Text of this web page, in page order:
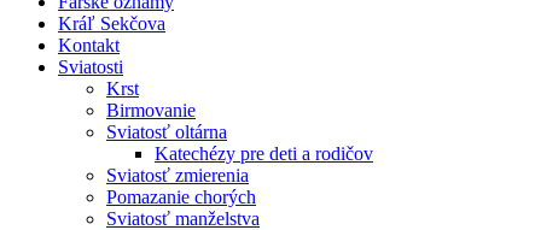
Kráľ Sekčova
Kontakt
Sviatosti
Krst
Birmovanie
Sviatosť oltárna
Katechézy pre deti a rodičov
Sviatosť zmierenia
Pomazanie chorých
Sviatosť manželstva